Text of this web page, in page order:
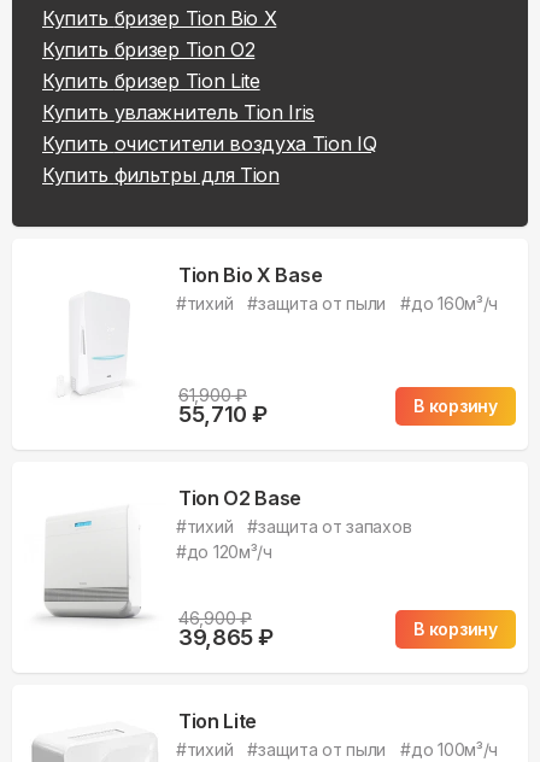
Купить бризер Tion Bio X
Купить бризер Tion O2
Купить бризер Tion Lite
Купить увлажнитель Tion Iris
Купить очистители воздуха Tion IQ
Купить фильтры для Tion
Tion Bio X Base
#тихий #защита от пыли #до 160м³/ч
61,900₽
55,710 ₽ В корзину
Tion O2 Base
#тихий #защита от запахов
#до 120м³/ч
46,900₽
39,865₽ В корзину
Tion Lite
#тихий #защита от пыли #до 100м³/ч